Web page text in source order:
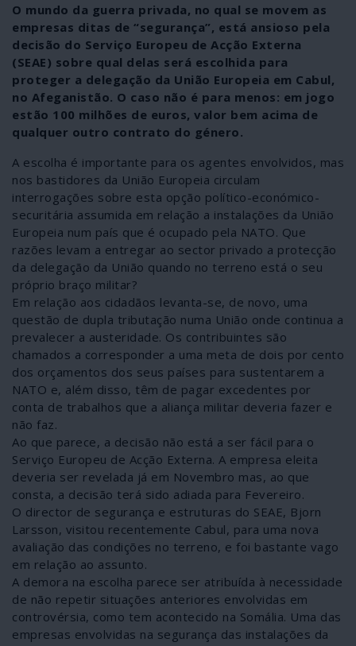
O mundo da guerra privada, no qual se movem as
empresas ditas de “segurança”, está ansioso pela
decisão do Serviço Europeu de Acção Externa
(SEAE) sobre qual delas será escolhida para
proteger a delegação da União Europeia em Cabul,
no Afeganistão. O caso não é para menos: em jogo
estão 100 milhões de euros, valor bem acima de
qualquer outro contrato do género.
A escolha é importante para os agentes envolvidos, mas
nos bastidores da União Europeia circulam
interrogações sobre esta opção político-económico-
securitária assumida em relação a instalações da União
Europeia num país que é ocupado pela NATO. Que
razões levam a entregar ao sector privado a protecção
da delegação da União quando no terreno está o seu
próprio braço militar?
Em relação aos cidadãos levanta-se, de novo, uma
questão de dupla tributação numa União onde continua a
prevalecer a austeridade. Os contribuintes são
chamados a corresponder a uma meta de dois por cento
dos orçamentos dos seus países para sustentarem a
NATO e, além disso, têm de pagar excedentes por
conta de trabalhos que a aliança militar deveria fazer e
não faz.
Ao que parece, a decisão não está a ser fácil para o
Serviço Europeu de Acção Externa. A empresa eleita
deveria ser revelada já em Novembro mas, ao que
consta, a decisão terá sido adiada para Fevereiro.
O director de segurança e estruturas do SEAE, Bjorn
Larsson, visitou recentemente Cabul, para uma nova
avaliação das condições no terreno, e foi bastante vago
em relação ao assunto.
A demora na escolha parece ser atribuída à necessidade
de não repetir situações anteriores envolvidas em
controvérsia, como tem acontecido na Somália. Uma das
empresas envolvidas na segurança das instalações da